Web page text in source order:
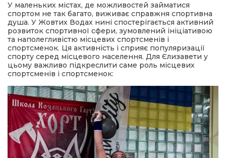
У маленьких містах, де можливостей займатися
спортом не так багато, виживає справжня спортивна
душа. У Жовтих Водах нині спостерігається активний
розвиток спортивної сфери, зумовлений ініціативою
та наполегливістю місцевих спортсменів і
спортсменок. Ця активність і сприяє популяризації
спорту серед місцевого населення. Для Єлизавети у
цьому важливо підкреслити саме роль місцевих
спортсменів і спортсменок: